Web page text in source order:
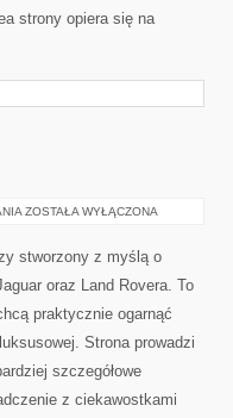
strony opiera się na
LIFESTYLE
ZOSTAŁA WYŁĄCZONA
stworzony z myślą o
oraz Land Rovera. To
praktycznie ogarnąć
Strona prowadzi
szczegółowe
z ciekawostkami